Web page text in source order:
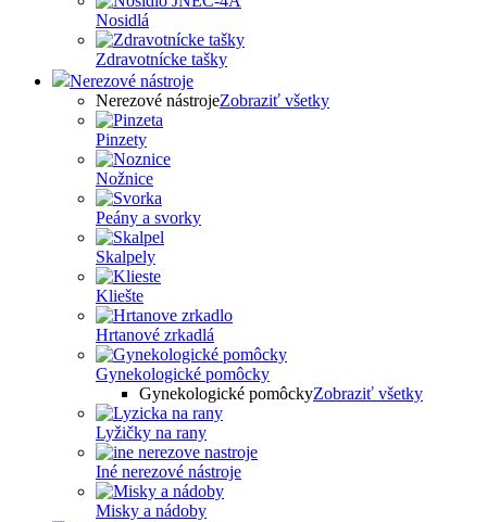
Nosidlá
Zdravotnícke tašky
Nerezové nástroje
Nerezové nástrojeZobraziť všetky
Pinzety
Nožnice
Peány a svorky
Skalpely
Kliešte
Hrtanové zrkadlá
Gynekologické pomôcky
Gynekologické pomôckyZobraziť všetky
Lyžičky na rany
Iné nerezové nástroje
Misky a nádoby